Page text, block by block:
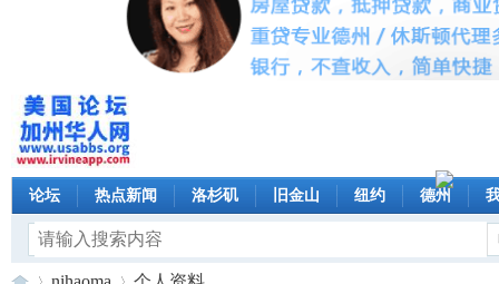
论坛 热点新闻 洛杉矶 旧金山 纽约 德州